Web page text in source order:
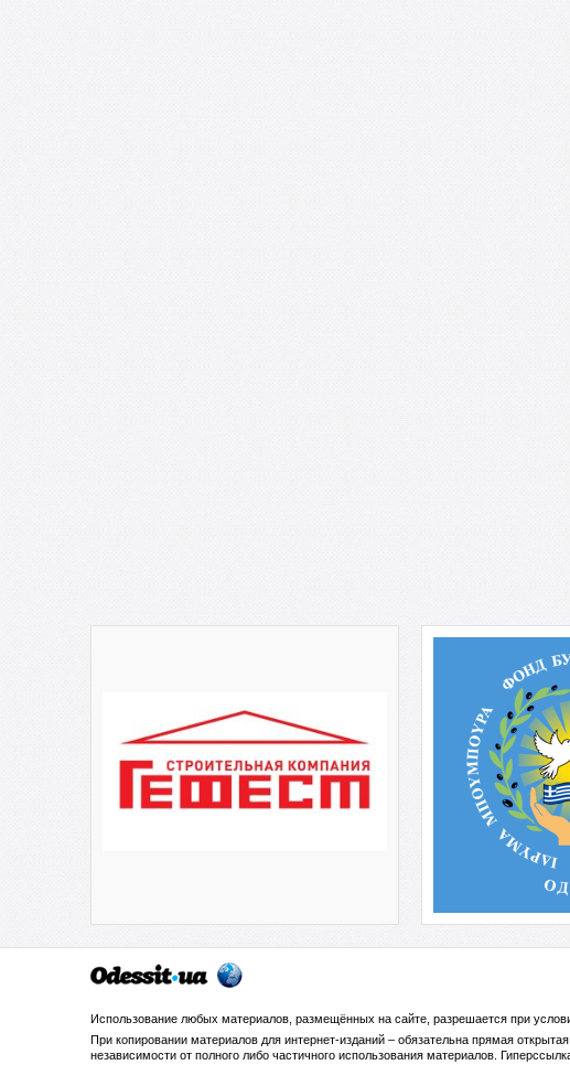
Использование любых материалов, размещённых на сайте, разрешается при
При копировании материалов для интернет-изданий – обязательна прямая
независимости от полного либо частичного использования материалов.